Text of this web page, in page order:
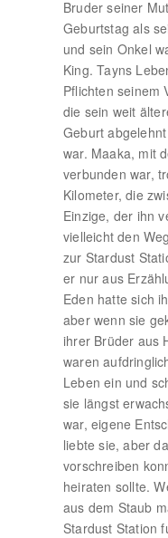
Bruder seiner
Geburtstag als
und sein Onkel
King. Tayns
Pflichten seinem
die sein weit
Geburt
war. Maaka, mit
verbunden war,
Kilometer, die
Einzige, der ihn
vielleicht den
zur Stardust
er nur aus
Eden hatte sich
aber wenn sie
ihrer Brüder aus
waren
Leben ein und
sie längst
war, eigene
liebte sie, aber
vorschreiben
heiraten sollte.
aus dem Staub
Stardust Station